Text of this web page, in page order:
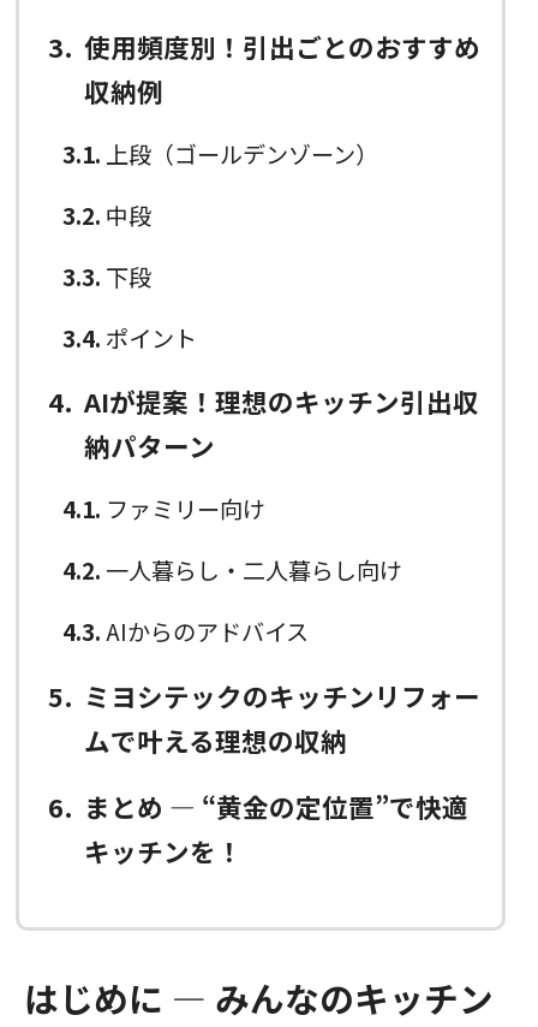
3 使用頻度別！引出ごとのおすすめ
収納例
3.1 上段（ゴールデンゾーン）
3.2 中段
3.3 下段
3.4 ポイント
4 AIが提案！理想のキッチン引出収
納パターン
4.1 ファミリー向け
4.2 一人暮らし・二人暮らし向け
4.3 AIからのアドバイス
5
ミヨシテックのキッチンリフォー
ムで叶える理想の収納
6
まとめ ― “黄金の定位置”で快適
キッチンを！
はじめに ― みんなのキッチン